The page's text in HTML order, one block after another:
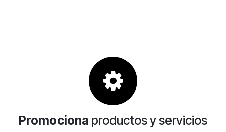
Promociona productos y servicios